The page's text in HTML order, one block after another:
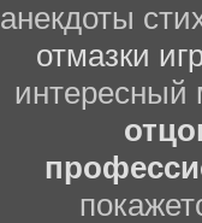
анекдоты
отмазки
интересный